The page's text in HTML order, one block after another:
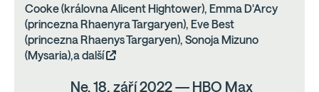
Cooke (královna Alicent Hightower), Emma D'Arcy
(princezna Rhaenyra Targaryen), Eve Best
(princezna Rhaenys Targaryen), Sonoja Mizuno
(Mysaria),a další
Ne, 18. září 2022 — HBO Max